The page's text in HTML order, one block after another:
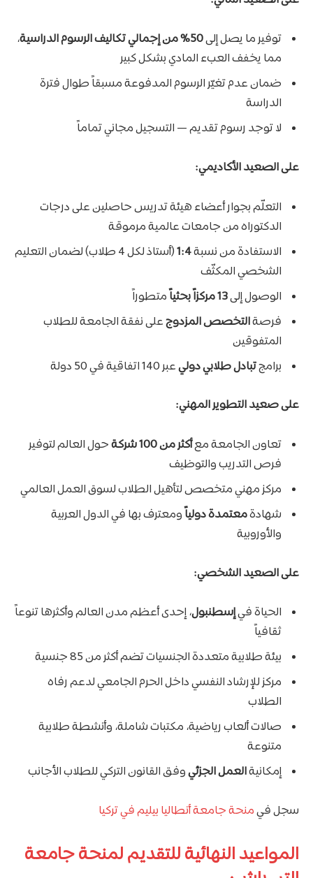
توفير ما يصل إلى50% من إجمالي تكاليف الرسوم الدراسية
،
مما يخفف العبء المادي بشكل كبير
ضمان عدم تغيّر الرسوم المدفوعة مسبقاً طوال فترة
الدراسة
لا توجد رسوم تقديم — التسجيل مجاني تماماً
على الصعيد الأكاديمي:
التعلّم بجوار أعضاء هيئة تدريس حاصلين على درجات
الدكتوراه من جامعات عالمية مرموقة
الاستفادة من نسبة1:4
(أستاذ لكل 4 طلاب) لضمان التعليم
الشخصي المكثّف
الوصول إلى13 مركزاً بحثياً
متطوراً
فرصةالتخصص المزدوجعلى نفقة الجامعة للطلاب
المتفوقين
برامجتبادل طلابي دوليعبر 140 اتفاقية في 50 دولة
على صعيد التطوير المهني:
تعاون الجامعة معأكثر من 100 شركة
حول العالم لتوفير
فرص التدريب والتوظيف
مركز مهني متخصص لتأهيل الطلاب لسوق العمل العالمي
شهادةمعتمدة دولياً ومعترف بها في الدول العربية
والأوروبية
على الصعيد الشخصي:
الحياة فيإسطنبول، إحدى أعظم مدن العالم وأكثرها تنوعاً
ثقافياً
بيئة طلابية متعددة الجنسيات تضم أكثر من 85 جنسية
مركز للإرشاد النفسي داخل الحرم الجامعي لدعم رفاه
الطلاب
صالات ألعاب رياضية، مكتبات شاملة، وأنشطة طلابية
متنوعة
إمكانيةالعمل الجزئيوفق القانون التركي للطلاب الأجانب
سجل فيمنحة جامعة أنطاليا بيليم في تركيا
المواعيد النهائية للتقديم لمنحة جامعة